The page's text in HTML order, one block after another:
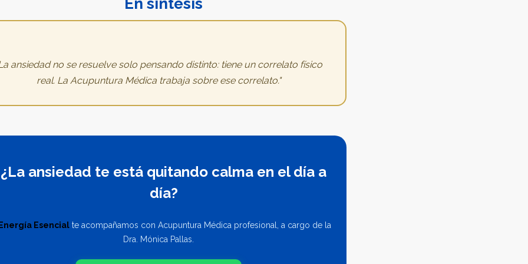
ansiedad no se resuelve solo pensando distinto: tiene un correlato físico
real. La Acupuntura Médica trabaja sobre ese correlato."
¿La ansiedad te está quitando calma en el día a
día?
Esencialte acompañamos con Acupuntura Médica profesional, a cargo de la
Dra. Mónica Pallas.